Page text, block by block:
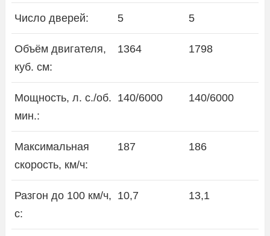
Число дверей: 5 5
Объём двигателя,
куб. см:
1364 1798
Мощность, л. с./об.
мин.:
140/6000 140/6000
Максимальная
скорость, км/ч:
187 186
Разгон до 100 км/ч,
с:
10,7 13,1